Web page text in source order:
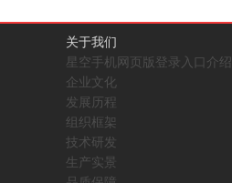
关于我们
星空手机网页版登录入口介绍
企业文化
发展历程
组织框架
技术研发
生产实景